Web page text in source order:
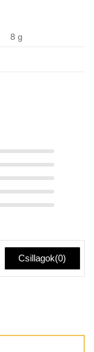
8 g
Csillagok(0)